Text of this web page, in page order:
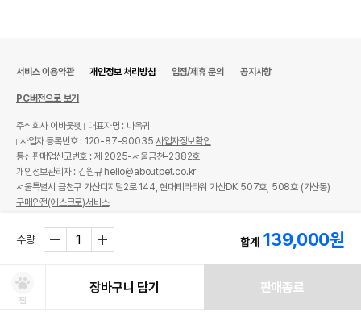
수량 합계 139,000원
찜
장바구니 담기 판매종료
서비스 이용약관 개인정보 처리방침 입점/제휴 문의 공지사항
PC버전으로 보기
주식회사 어바웃펫
대표자명 : 나옥귀
사업자 등록번호 : 120-87-90035사업자정보확인
통신판매업신고번호 : 제 2025-서울금천-2382호
개인정보관리자 : 김원규 hello@aboutpet.co.kr
서울특별시 금천구 가산디지털2로 144, 현대테라타워 가산DK 507호, 508호 (가산동)
구매안전(에스크로)서비스